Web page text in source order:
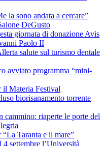
la sono andata a cercare”
DeGusto
giornata di donazione Avis
Paolo II
salute sul turismo dentale
avviato programma “mini-
Materia Festival
biorisanamento torrente
cammino: riaperte le porte del
Taranta e il mare”
settembre l’Università